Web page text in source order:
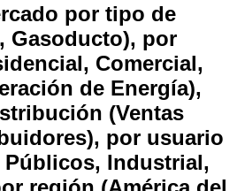
por tipo de
Gasoducto), por
Comercial,
de Energía),
(Ventas
por usuario
Industrial,